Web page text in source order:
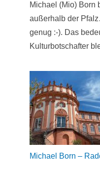
Michael (Mio) Born
außerhalb der
genug :-). Das
Kulturbotschafter
Michael Born –